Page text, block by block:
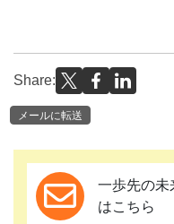
Share:
メールに転送
一歩先の未
はこちら